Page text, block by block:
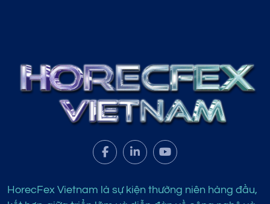
HorecFex Vietnam là sự kiện thường niên hàng đầu,